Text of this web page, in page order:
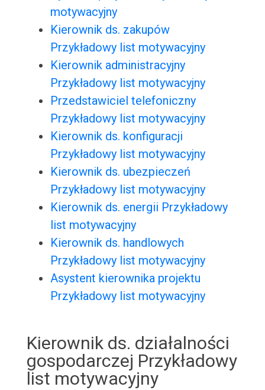
motywacyjny
Kierownik ds. zakupów
Przykładowy list motywacyjny
Kierownik administracyjny
Przykładowy list motywacyjny
Przedstawiciel telefoniczny
Przykładowy list motywacyjny
Kierownik ds. konfiguracji
Przykładowy list motywacyjny
Kierownik ds. ubezpieczeń
Przykładowy list motywacyjny
Kierownik ds. energii Przykładowy
list motywacyjny
Kierownik ds. handlowych
Przykładowy list motywacyjny
Asystent kierownika projektu
Przykładowy list motywacyjny
Kierownik ds. działalności
gospodarczej Przykładowy
list motywacyjny